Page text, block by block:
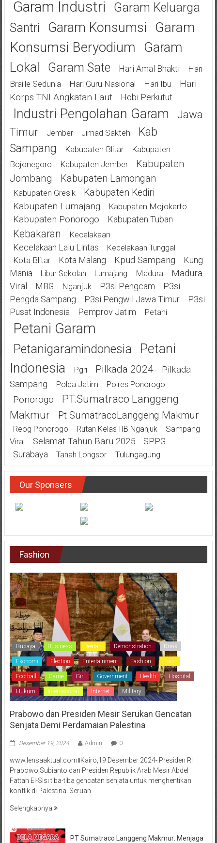
Garam Industri
Garam Keluarga
Santri
Garam Konsumsi
Garam
Konsumsi Beryodium
Garam
Lokal
Garam Sate Hari Amal Bhakti
Hari
Braille Sedunia
Hari Guru Nasional Hari Ibu
Hari
Korps TNI Angkatan Laut
Hobi Perkutut
Industri Pengolahan Garam
Jawa
Timur
Jember Jimad Sakteh
Kab
Sampang
Kabupaten Blitar
Kabupaten
Bojonegoro
Kabupaten Jember
Kabupaten
Jombang
Kabupaten Lamongan
Kabupaten Gresik
Kabupaten Kediri
Kabupaten Lumajang
Kabupaten Mojokerto
Kabupaten Ponorogo Kabupaten Tuban
Kebakaran Kecelakaan
Kecelakaan Lalu Lintas Kecelakaan Tunggal
Kota Blitar Kota Malang Kpud Sampang
Kung
Mania
Libur Sekolah Lumajang Madura
Madura
Viral
MBG Nganjuk P3si Pengcam
P3si
Pengda Sampang
P3si Pengwil Jawa Timur
P3si
Pusat Indonesia
Pemprov Jatim Petani
Petani Garam
Petanigaramindonesia
Petani
Indonesia
Pgri Pilkada 2024
Pilkada
Sampang
Polda Jatim Polres Ponorogo
Ponorogo
PT.Sumatraco Langgeng
Makmur
Pt.SumatracoLanggeng Makmur
Reog Ponorogo Rutan Kelas IIB Nganjuk
Sampang
Viral
Selamat Tahun Baru 2025
SPPG
Surabaya
Tanah Longsor Tulungagung
Our Sponsers
Fashion
Budaya Business Dearah Demonstration Drink
Ekonomi Election Entertainment Fashion Food
Football Game Girl Government Health Hospital
Hukum International Internet Military
Prabowo dan Presiden Mesir Serukan Gencatan
Senjata Demi Perdamaian Palestina
Desember 19, 2024 Admin 0
www.lensaaktual.comǁKairo,19 Desember 2024- Presiden RI
Prabowo Subianto dan Presiden Republik Arab Mesir Abdel
Fattah El-Sisi tiba-tiba gencatan senjata untuk menghentikan
konflik di Palestina. Seruan
Selengkapnya
PT Sumatraco Langgeng Makmur: Menjaga